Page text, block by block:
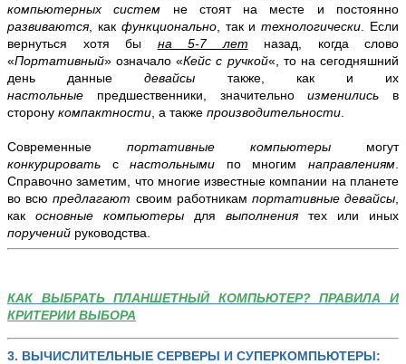
компьютерных систем не стоят на месте и постоянно
развиваются, как функционально, так итехнологически . Если
вернуться хотя бы на 5-7 лет назад, когда слово
«Портативный» означало «Кейс с ручкой«, то на сегодняшний
день данныедевайсы также, как и их
настольные предшественники, значительноизменились в
сторону компактности , а также производительности
Современные портативные компьютеры могут
конкурировать снастольными по многимнаправлениям
Справочно заметим, что многие известные компании на планете
во всюпредлагают своим работникам портативные девайсы
как основные компьютеры для выполнения тех или иных
поручений руководства.
КАК ВЫБРАТЬ ПЛАНШЕТНЫЙ КОМПЬЮТЕР? ПРАВИЛА И
КРИТЕРИИ ВЫБОРА
3. ВЫЧИСЛИТЕЛЬНЫЕ СЕРВЕРЫ И СУПЕРКОМПЬЮТЕРЫ: